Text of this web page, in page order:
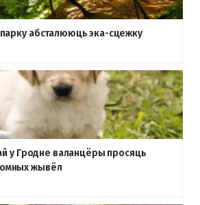
абсталююць эка-сцежку
у Гродне валанцёры просяць
жывёл